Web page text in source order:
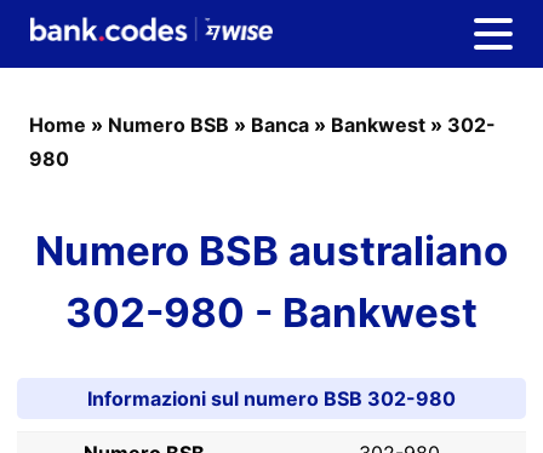
Home » Numero BSB » Banca » Bankwest » 302-
980
Numero BSB australiano
302-980 - Bankwest
Informazioni sul numero BSB 302-980